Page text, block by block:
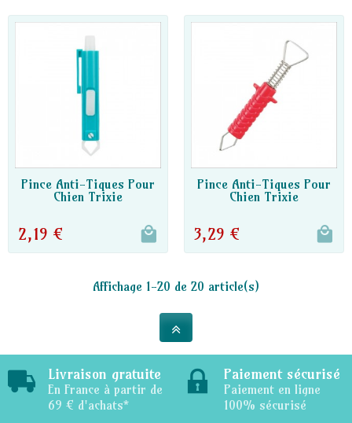
DISPO PARTENAIRE
Pince Anti-Tiques Pour
Chien Trixie
2,19 €
DISPO PARTENAIRE
Pince Anti-Tiques Pour
Chien Trixie
3,29 €
Affichage 1-20 de 20 article(s)
Livraison gratuite
En France à partir de
69 € d'achats*
Paiement sécurisé
Paiement en ligne
100% sécurisé